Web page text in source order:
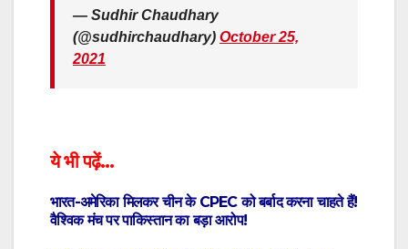
— Sudhir Chaudhary
(@sudhirchaudhary) October 25,
2021
ये भी पढ़ें…
भारत-अमेरिका मिलकर चीन के CPEC को बर्बाद करना चाहते हैं!
वैश्विक मंच पर पाकिस्तान का बड़ा आरोप!